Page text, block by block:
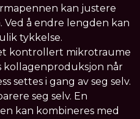
kan justere
Ved å endre lengden kan
tykkelse.
kontrollert mikrotraume
kollagenproduksjon når
settes i gang av seg selv.
seg selv. En
kan kombineres med